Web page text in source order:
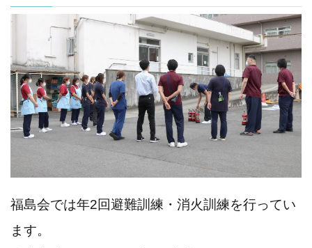
福島会では年2回避難訓練・消火訓練を行ってい
ます。